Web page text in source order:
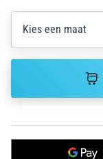
bent
pro.
Kies een maat